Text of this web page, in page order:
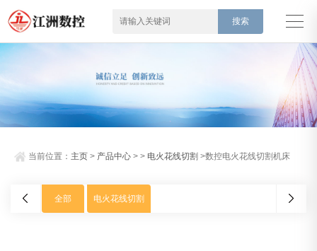
当前位置： 主页 > 产品中心 > > 电火花线切割 >数控电火花线切割机床
全部 电火花线切割